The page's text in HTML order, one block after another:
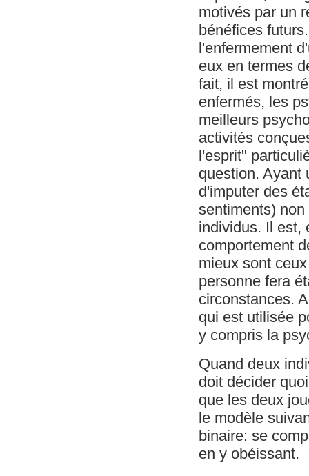
motivés par un
bénéfices
l'enfermement
eux en termes
fait, il est
enfermés, les
meilleurs
activités
l'esprit"
question. Ayant
d'imputer des
sentiments)
individus. Il est,
comportement
mieux sont
personne fera
circonstances.
qui est utilisée
y compris la
Quand deux
doit décider
que les deux
le modèle
binaire: se
en y obéissant.